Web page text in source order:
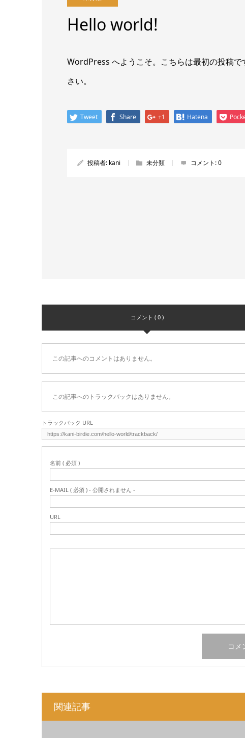
Hello world!
WordPress へようこそ。こちらは最初の投稿
さい。
Tweet Share +1 Hatena
投稿者: kani 未分類 コメント:0
コメント ( 0 )
この記事へのコメントはありません。
この記事へのトラックバックはありません。
トラックバック URL
名前 ( 必須 )
E-MAIL ( 必須 ) - 公開されません -
URL
関連記事